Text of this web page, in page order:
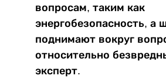
вопросам, таким как
энергобезопасность, а
поднимают вокруг
относительно
эксперт.